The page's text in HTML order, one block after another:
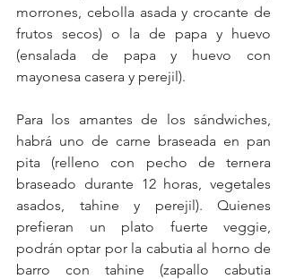
morrones, cebolla asada y crocante de
frutos secos) o la de papa y huevo
(ensalada de papa y huevo con
mayonesa casera y perejil).
Para los amantes de los sándwiches,
habrá uno de carne braseada en pan
pita (relleno con pecho de ternera
braseado durante 12 horas, vegetales
asados, tahine y perejil). Quienes
prefieran un plato fuerte veggie,
podrán optar por la cabutia al horno de
barro con tahine (zapallo cabutia